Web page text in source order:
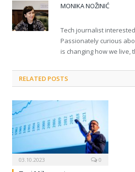
MONIKA NOŽINIĆ
Tech journalist
Passionately curious
is changing how we live,
RELATED POSTS
03.10.2023 0